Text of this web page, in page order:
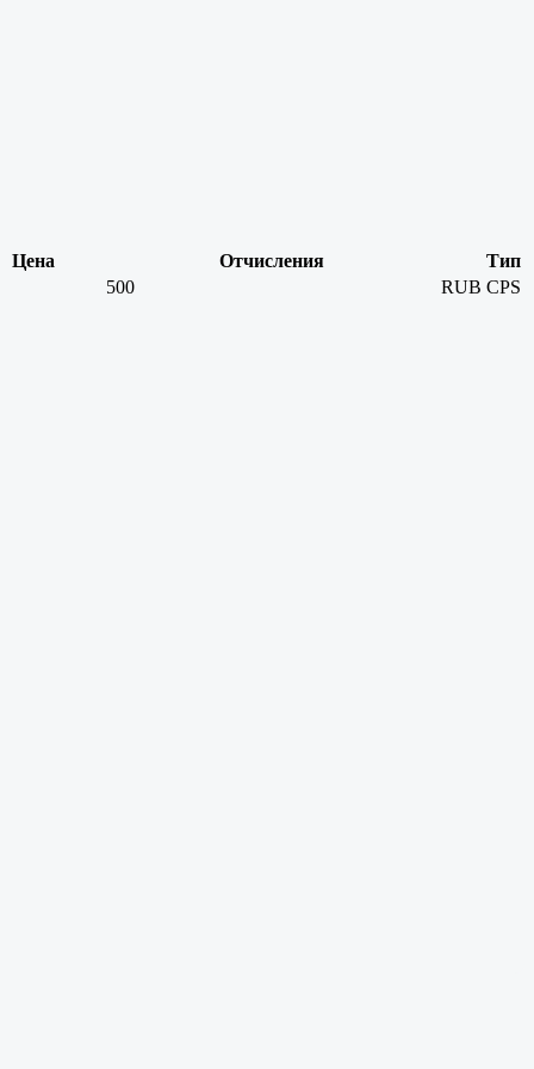
Цена Отчисления
Тип
500
RUB CPS